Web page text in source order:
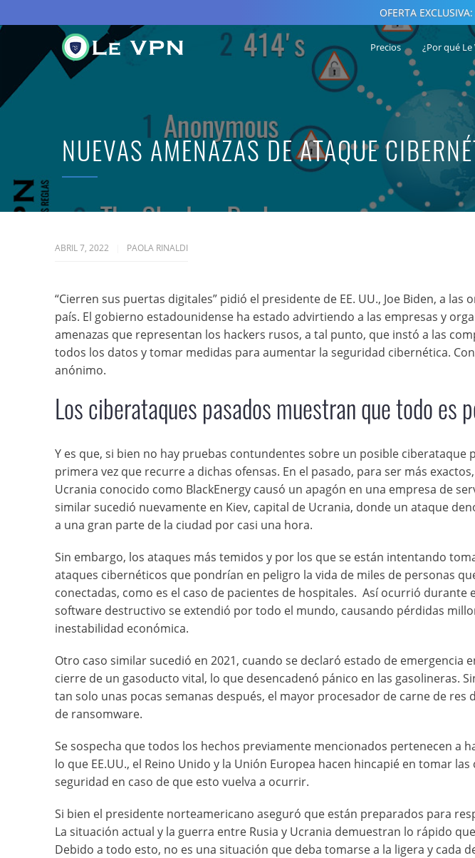
Precios ¿Por qué Le
NUEVAS AMENAZAS DE ATAQUE
ABRIL 7, 2022 PAOLA RINALDI
“Cierren sus puertas digitales” pidió el presidente de EE. UU., Joe Biden, a
país. El gobierno estadounidense ha estado advirtiendo a las empresas y
amenazas que representan los hackers rusos, a tal punto, que instó a las
todos los datos y tomar medidas para aumentar la seguridad cibernética.
anónimo.
Los ciberataques pasados muestran que todo es
Y es que, si bien no hay pruebas contundentes sobre un posible ciberataque
primera vez que recurre a dichas ofensas. En el pasado, para ser más
Ucrania conocido como BlackEnergy causó un apagón en una empresa de
similar sucedió nuevamente en Kiev, capital de Ucrania, donde un ataque
a una gran parte de la ciudad por casi una hora.
Sin embargo, los ataques más temidos y por los que se están intentando
ataques cibernéticos que pondrían en peligro la vida de miles de personas
conectadas, como es el caso de pacientes de hospitales. Así ocurrió durante
software destructivo se extendió por todo el mundo, causando pérdidas
inestabilidad económica.
Otro caso similar sucedió en 2021, cuando se declaró estado de emergencia
cierre de un gasoducto vital, lo que desencadenó pánico en las gasolineras.
tan solo unas pocas semanas después, el mayor procesador de carne de
de ransomware.
Se sospecha que todos los hechos previamente mencionados pertenecen a
lo que EE.UU., el Reino Unido y la Unión Europea hacen hincapié en tomar
seguridad en caso de que esto vuelva a ocurrir.
Si bien el presidente norteamericano aseguró que están preparados para
La situación actual y la guerra entre Rusia y Ucrania demuestran lo rápido
Debido a todo esto, no es una situación que deba tomarse a la ligera y cada